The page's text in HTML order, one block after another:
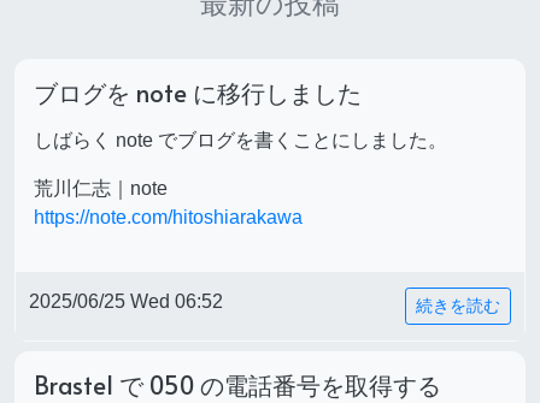
ブログを note に移行しました
しばらく note でブログを書くことにしました。
荒川仁志｜note
https://note.com/hitoshiarakawa
2025/06/25 Wed 06:52 続きを読む
Brastel で 050 の電話番号を取得する